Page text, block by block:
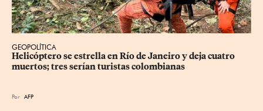
GEOPOLÍTICA
Helicóptero se estrella en Río de Janeiro y deja cuatro
muertos; tres serían turistas colombianas
Por AFP